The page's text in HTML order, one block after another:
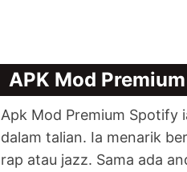
APK Mod
Apk Mod Premium Spotify
dalam talian. Ia menarik
rap atau jazz. Sama ada